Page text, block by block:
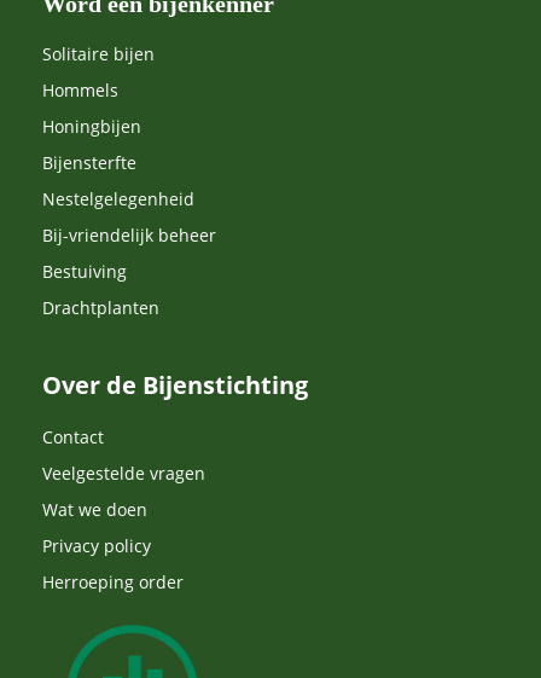
Solitaire bijen
Hommels
Honingbijen
Bijensterfte
Nestelgelegenheid
Bij-vriendelijk beheer
Bestuiving
Drachtplanten
Over de Bijenstichting
Contact
Veelgestelde vragen
Wat we doen
Privacy policy
Herroeping order